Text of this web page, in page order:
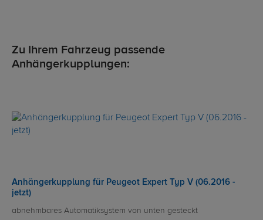
Zu Ihrem Fahrzeug passende
Anhängerkupplungen:
Anhängerkupplung für Peugeot Expert Typ V (06.2016 -
jetzt)
abnehmbares Automatiksystem von unten gesteckt